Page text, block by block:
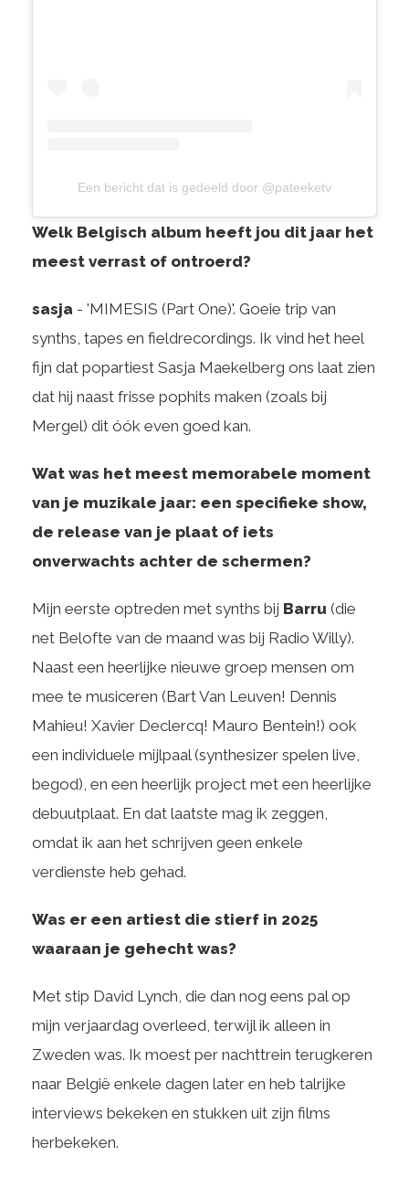
Een bericht dat is gedeeld door @pateeketv
Welk Belgisch album heeft jou dit jaar het
meest verrast of ontroerd?
sasja - 'MIMESIS (Part One)'. Goeie trip van
synths, tapes en fieldrecordings. Ik vind het heel
fijn dat popartiest Sasja Maekelberg ons laat zien
dat hij naast frisse pophits maken (zoals bij
Mergel) dit óók even goed kan.
Wat was het meest memorabele moment
van je muzikale jaar: een specifieke show,
de release van je plaat of iets
onverwachts achter de schermen?
Mijn eerste optreden met synths bij Barru (die
net Belofte van de maand was bij Radio Willy).
Naast een heerlijke nieuwe groep mensen om
mee te musiceren (Bart Van Leuven! Dennis
Mahieu! Xavier Declercq! Mauro Bentein!) ook
een individuele mijlpaal (synthesizer spelen live,
begod), en een heerlijk project met een heerlijke
debuutplaat. En dat laatste mag ik zeggen,
omdat ik aan het schrijven geen enkele
verdienste heb gehad.
Was er een artiest die stierf in 2025
waaraan je gehecht was?
Met stip David Lynch, die dan nog eens pal op
mijn verjaardag overleed, terwijl ik alleen in
Zweden was. Ik moest per nachttrein terugkeren
naar België enkele dagen later en heb talrijke
interviews bekeken en stukken uit zijn films
herbekeken.